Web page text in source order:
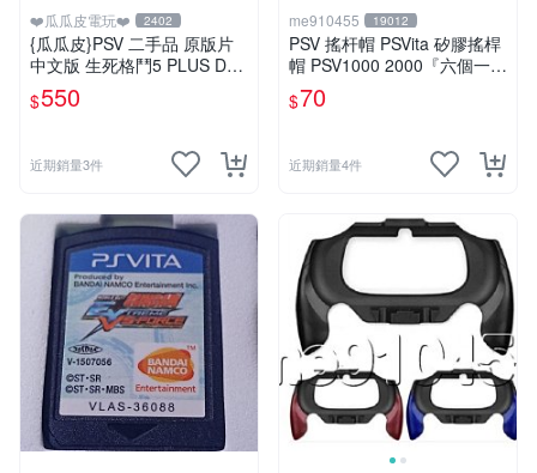
❤️瓜瓜皮電玩❤️ 2402
{瓜瓜皮}PSV 二手品 原版片
中文版 生死格鬥5 PLUS Dea
d or Alive 5(遊戲都有回收)
$550
近期銷量3件
me910455 19012
PSV 搖杆帽 PSVita 矽膠搖桿
帽 PSV1000 2000『六個一
組』六道輪迴 按鍵套 保護套
搖桿帽 有現貨
$70
近期銷量4件